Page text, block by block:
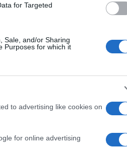
for Targeted
Sale, and/or Sharing
Purposes for which it
to advertising like cookies on
for online advertising
preverjajo s PCR testi.
Sedemdnevno
Preizkusi zdaj
je bilo doslej z enim
704.044.